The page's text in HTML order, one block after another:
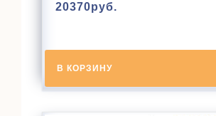
20370руб.
В КОРЗИНУ